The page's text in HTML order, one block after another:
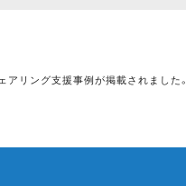
リング支援事例が掲載されました。